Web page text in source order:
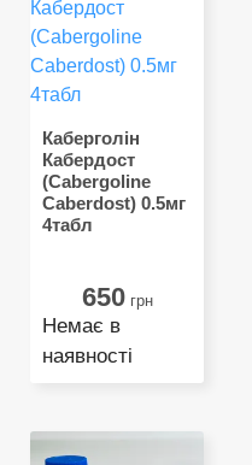
Каберголін
Кабердост
(Cabergoline
Caberdost) 0.5мг
4табл
650грн
Немає в
наявності